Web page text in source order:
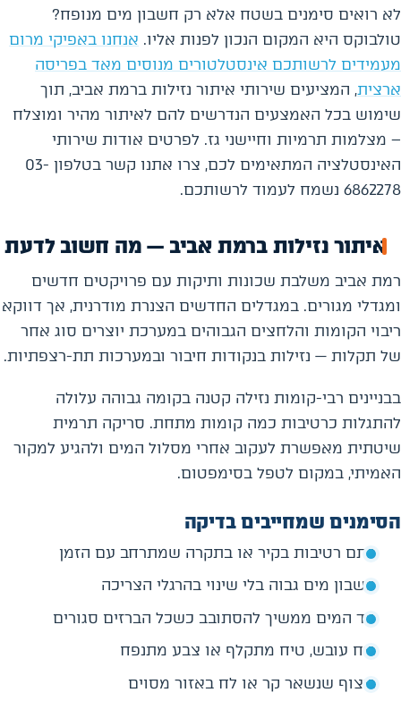
לא רואים סימנים בשטח אלא רק חשבון מים מנופח?
טולבוקס היא המקום הנכון לפנות אליו. אנחנו באפיקי מרום
מעמידים לרשותכם אינסטלטורים מנוסים מאד בפריסה
ארצית, המציעים שירותי איתור נזילות ברמת אביב, תוך
שימוש בכל האמצעים הנדרשים להם לאיתור מהיר ומוצלח
– מצלמות תרמיות וחיישני גז. לפרטים אודות שירותי
האינסטלציה המתאימים לכם, צרו אתנו קשר בטלפון 03-
6862278 נשמח לעמוד לרשותכם.
איתור נזילות ברמת אביב — מה חשוב לדעת
רמת אביב משלבת שכונות ותיקות עם פרויקטים חדשים
ומגדלי מגורים. במגדלים החדשים הצנרת מודרנית, אך דווקא
ריבוי הקומות והלחצים הגבוהים במערכת יוצרים סוג אחר
של תקלות — נזילות בנקודות חיבור ובמערכות תת-רצפתיות.
בבניינים רבי-קומות נזילה קטנה בקומה גבוהה עלולה
להתגלות כרטיבות כמה קומות מתחת. סריקה תרמית
שיטתית מאפשרת לעקוב אחרי מסלול המים ולהגיע למקור
האמיתי, במקום לטפל בסימפטום.
הסימנים שמחייבים בדיקה
כתם רטיבות בקיר או בתקרה שמתרחב עם הזמן
חשבון מים גבוה בלי שינוי בהרגלי הצריכה
מד המים ממשיך להסתובב כשכל הברזים סגורים
ריח עובש, טיח מתקלף או צבע מתנפח
ריצוף שנשאר קר או לח באזור מסוים